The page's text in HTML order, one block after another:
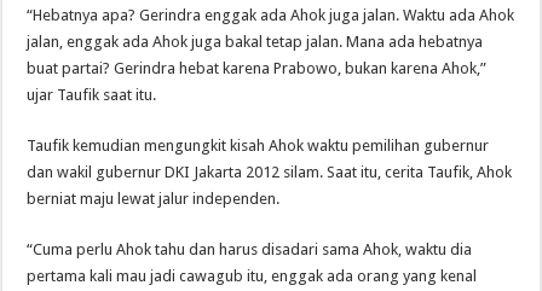
“Hebatnya apa? Gerindra enggak ada Ahok juga jalan. Waktu ada Ahok
jalan, enggak ada Ahok juga bakal tetap jalan. Mana ada hebatnya
buat partai? Gerindra hebat karena Prabowo, bukan karena Ahok,”
ujar Taufik saat itu.
Taufik kemudian mengungkit kisah Ahok waktu pemilihan gubernur
dan wakil gubernur DKI Jakarta 2012 silam. Saat itu, cerita Taufik, Ahok
berniat maju lewat jalur independen.
“Cuma perlu Ahok tahu dan harus disadari sama Ahok, waktu dia
pertama kali mau jadi cawagub itu, enggak ada orang yang kenal